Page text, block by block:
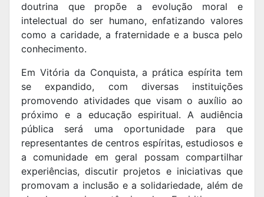
doutrina que propõe a evolução moral e
intelectual do ser humano, enfatizando valores
como a caridade, a fraternidade e a busca pelo
conhecimento.
Em Vitória da Conquista, a prática espírita tem
se expandido, com diversas instituições
promovendo atividades que visam o auxílio ao
próximo e a educação espiritual. A audiência
pública será uma oportunidade para que
representantes de centros espíritas, estudiosos e
a comunidade em geral possam compartilhar
experiências, discutir projetos e iniciativas que
promovam a inclusão e a solidariedade, além de